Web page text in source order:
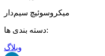
میکروسوئیچ سیم‌دار
دسته بندی ها:
وبلاگ